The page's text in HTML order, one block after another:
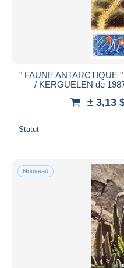
" FAUNE ANTARCTIQUE
/ KERGUELEN de
± 3,13
Statut
Nouveau